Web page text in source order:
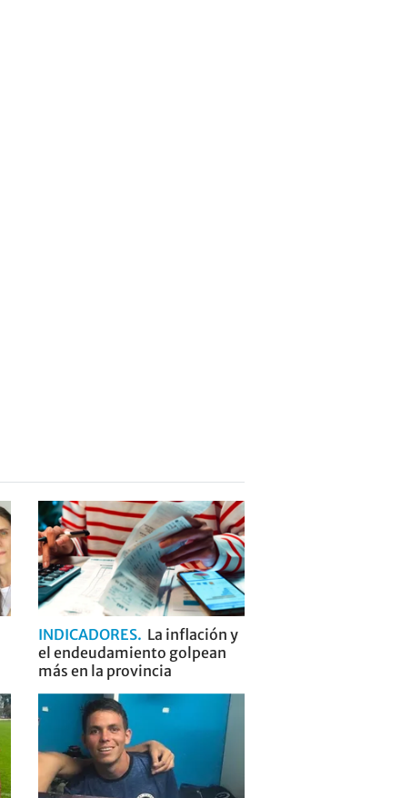
INDICADORES
La inflación y
el endeudamiento golpean
más en la provincia